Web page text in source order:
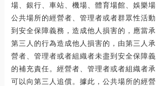
場、銀行、車站、機場、體育場館、娛樂場
公共場所的經營者、管理者或者群眾性活
到安全保障義務，造成他人損害的，應當
第三人的行為造成他人損害的，由第三人
營者、管理者或者組織者未盡到安全保障
的補充責任。經營者、管理者或者組織者承
可以向第三人追償。據此，公共場所的經